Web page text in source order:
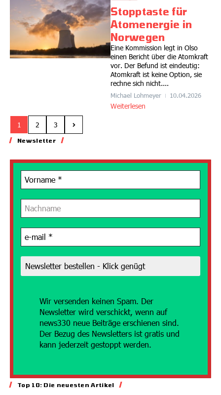
Stopptaste für
Atomenergie in
Norwegen
Eine Kommission legt in Olso
einen Bericht über die Atomkraft
vor. Der Befund ist eindeutig:
Atomkraft ist keine Option, sie
rechne sich nicht....
Michael Lohmeyer 10.04.2026
Weiterlesen
1 2 3
Newsletter
Wir versenden keinen Spam. Der
Newsletter wird verschickt, wenn auf
news330 neue Beiträge erschienen sind.
Der Bezug des Newsletters ist gratis und
kann jederzeit gestoppt werden.
Top 10: Die neuesten Artikel
Energie